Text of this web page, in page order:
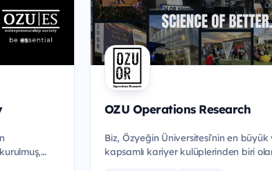
OZU Operations Research
Biz, Özyeğin Üniversitesi’nin en büyük
kapsamlı kariyer kulüplerinden biri